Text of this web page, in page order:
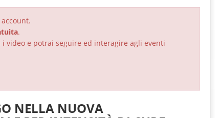
.
video e potrai seguire ed interagire agli eventi
NELLA NUOVA